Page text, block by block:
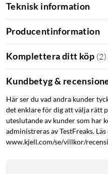
Teknisk information
Producentinformation
Komplettera ditt köp (2)
Kundbetyg &
Här ser du vad andra kunder
det enklare för dig att välja rätt
uteslutande av kunder som har
administreras av TestFreaks.
www.kjell.com/se/villkor/